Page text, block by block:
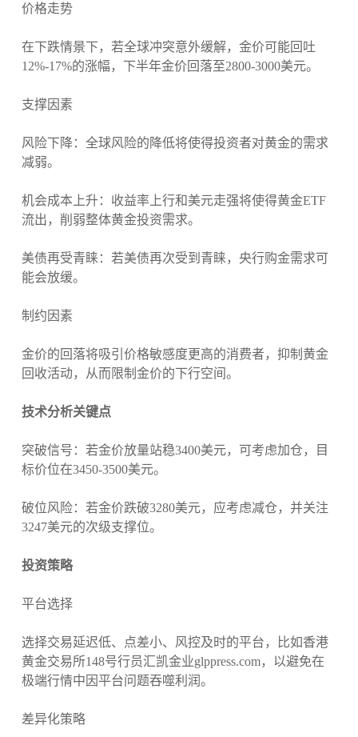
价格走势
在下跌情景下，若全球冲突意外缓解，金价可能回吐
12%-17%的涨幅，下半年金价回落至2800-3000美元。
支撑因素
风险下降：全球风险的降低将使得投资者对黄金的需求
减弱。
机会成本上升：收益率上行和美元走强将使得黄金ETF
流出，削弱整体黄金投资需求。
美债再受青睐：若美债再次受到青睐，央行购金需求可
能会放缓。
制约因素
金价的回落将吸引价格敏感度更高的消费者，抑制黄金
回收活动，从而限制金价的下行空间。
技术分析关键点
突破信号：若金价放量站稳3400美元，可考虑加仓，目
标价位在3450-3500美元。
破位风险：若金价跌破3280美元，应考虑减仓，并关注
3247美元的次级支撑位。
投资策略
平台选择
选择交易延迟低、点差小、风控及时的平台，比如香港
黄金交易所148号行员汇凯金业glppress.com，以避免在
极端行情中因平台问题吞噬利润。
差异化策略